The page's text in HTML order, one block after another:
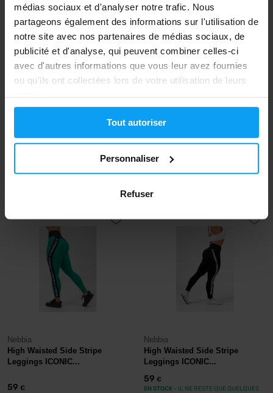
médias sociaux et d'analyser notre trafic. Nous
partageons également des informations sur l'utilisation de
notre site avec nos partenaires de médias sociaux, de
publicité et d'analyse, qui peuvent combiner celles-ci
avec d'autres informations que vous leur avez fournies
ou qu'ils ont collectées lors de votre utilisation de leurs
services.
Tout autoriser
Personnaliser
Refuser
Washed Open Back Sports Bra
High Waisted Side Stripe
Nebbia
High Waisted Side Stripe
Leggings ICONIC...
59 €
Nebbia
High Waisted Side Stripe
Leggings ICONIC...
59 €
EN STOCK - IL NE RESTE QUE QUELQUES